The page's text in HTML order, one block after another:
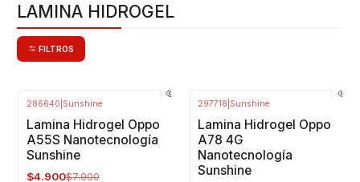
LAMINA HIDROGEL
FILTROS
286640 Sunshine
Lamina Hidrogel Oppo
A55S Nanotecnología
Sunshine
$4.900$7.900
297718 Sunshine
Lamina Hidrogel Oppo
A78 4G
Nanotecnología
Sunshine